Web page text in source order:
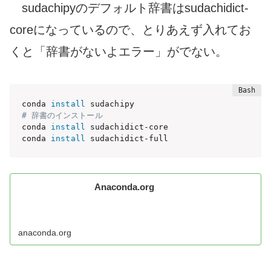
sudachipyのデフォルト辞書はsudachidict-
coreになっているので、とりあえず入れてお
くと「辞書がないよエラー」がでない。
conda install
sudachipy
# 辞書のインストール
conda install
sudachidict-core
conda install sudachidict-full
Anaconda.org
anaconda.org